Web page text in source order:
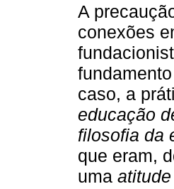
A
conexões
caso, a
educação
filosofia da
que eram,
uma